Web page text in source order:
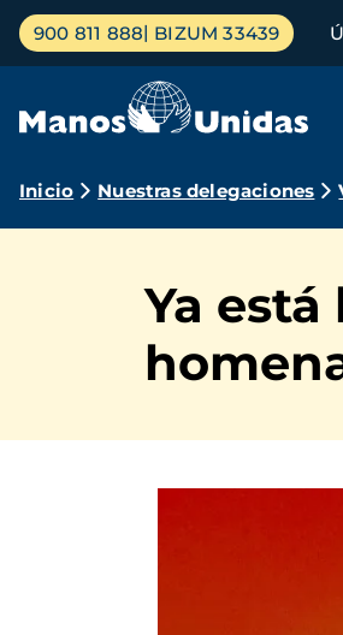
Pasar
contenido
Menú
principal
900 811 888 BIZUM 33439
Ruta
navegación
Inicio Nuestras delegaciones
Ya